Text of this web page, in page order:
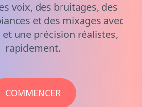
voix, des bruitages, des
et des mixages avec
et une précision réalistes,
rapidement.
COMMENCER